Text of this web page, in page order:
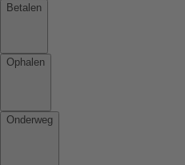
Betalen
Ophalen
Onderweg